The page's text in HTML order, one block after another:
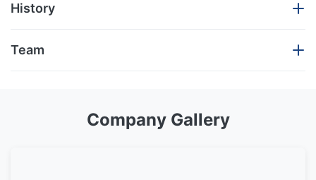
를 위한 공기 중단 봄과 같은 공기 중단 충격 수리용 연장
재규어, 포드, Hummer, 등 제안합니다. 모든 부속은 본래
History
즈 W164를 포함하여, W220, W221, W211, BMW E65 E66
Team
들 질에서 완벽한 공기 중단 제품.
Company Gallery